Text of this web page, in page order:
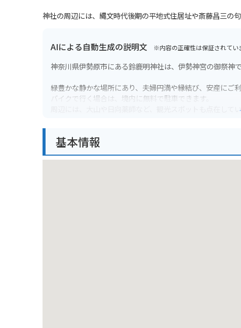
神社の周辺には、縄文時代後期の平地式住居址や斎藤昌三の
AIによる自動生成の説明文 ※内容の正確性は保証されてい
神奈川県伊勢原市にある鈴鹿明神社は、伊勢神宮の御祭神
緑豊かな静かな場所にあり、夫婦円満や縁結び、安産にご
バイクで行く場合は、境内に無料で駐車できます。
周辺には、大山や日向薬師など、観光スポットも点在して
基本情報